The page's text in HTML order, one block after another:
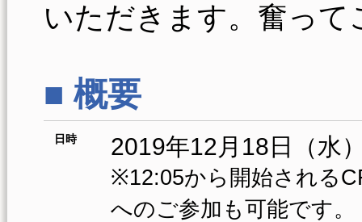
いただきます。奮って
■ 概要
日時 2019年12月18日（水
※12:05から開始される
へのご参加も可能です。